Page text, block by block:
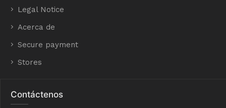
Legal Notice
Acerca de
Secure payment
Stores
Contáctenos